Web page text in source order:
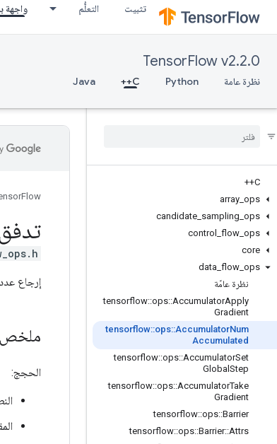
تثبيت التعلُّم واجهة
TensorFlow v2.2.0
نظرة عامة Python
C++
Java
C++
array ops
candidate sampling ops
control
flow ops
core
data flow ops
نظرة عامّة
tensorflow::ops::AccumulatorApply
Gradient
tensorflow::ops::AccumulatorNum
Accumulated
tensorflow::ops::AccumulatorSet
Global Step
tensorflow::ops::AccumulatorTake
Gradient
tensorflow::ops::Barrier
tensorflow::ops::Barrier::Attrs
تدفق
إرجاع
ملخص
الحجج: